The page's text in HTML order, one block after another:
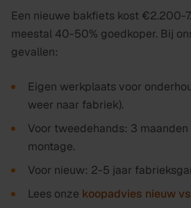
Een nieuwe bakfiets kost €2.200-
meestal 40-50% goedkoper. Bij
gevallen:
Eigen werkplaats voor
weer naar fabriek).
Voor tweedehands: 3
montage.
Voor nieuw: 2-5 jaar
Lees onze koopadvies nieuw